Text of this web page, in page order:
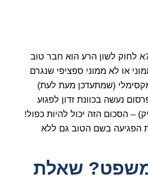
רשת הביטחון של החוק. סעיף 7א לחוק לשון הרע הוא חבר טוב
או לא ממוני ספציפי שנגרם
(שמתעדכן מעת לעת)
נעשה בכוונת זדון לפגוע
– הסכום הזה יכול להיות כפול!
הפגיעה בשם הטוב גם ללא
שאלת